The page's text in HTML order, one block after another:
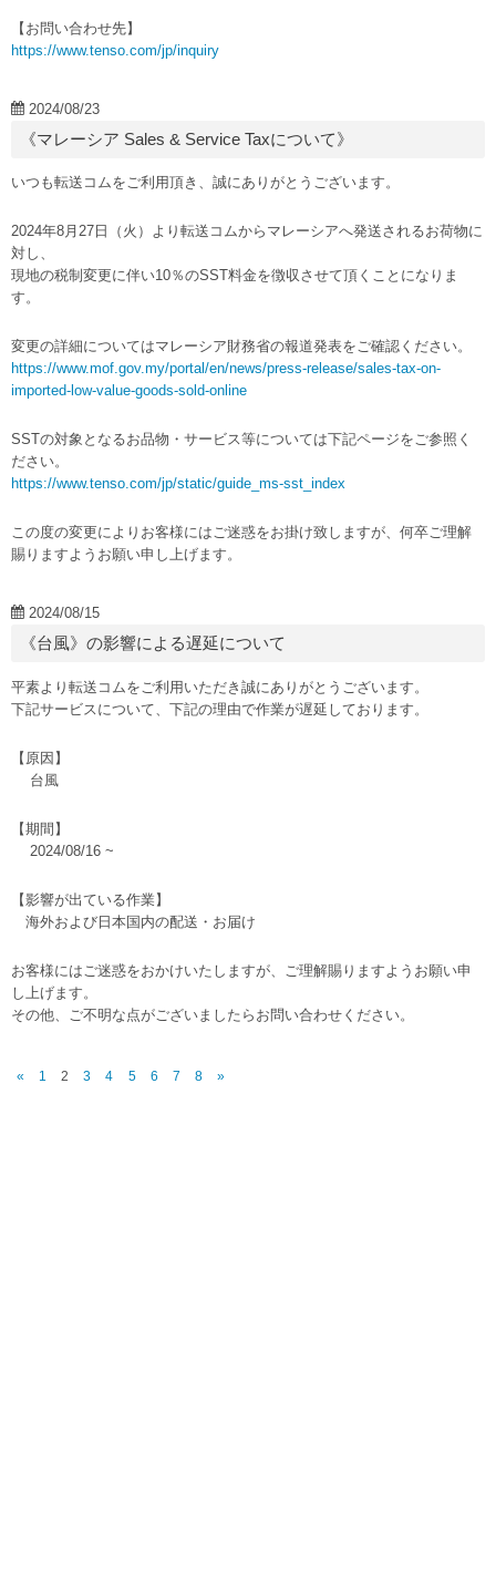
【お問い合わせ先】
https://www.tenso.com/jp/inquiry
2024/08/23
《マレーシア Sales & Service Taxについて》
いつも転送コムをご利用頂き、誠にありがとうございます。
2024年8月27日（火）より転送コムからマレーシアへ発送されるお荷物に
対し、
現地の税制変更に伴い10％のSST料金を徴収させて頂くことになりま
す。
変更の詳細についてはマレーシア財務省の報道発表をご確認ください。
https://www.mof.gov.my/portal/en/news/press-release/sales-tax-on-
imported-low-value-goods-sold-online
SSTの対象となるお品物・サービス等については下記ページをご参照く
ださい。
https://www.tenso.com/jp/static/guide_ms-sst_index
この度の変更によりお客様にはご迷惑をお掛け致しますが、何卒ご理解
賜りますようお願い申し上げます。
2024/08/15
《台風》の影響による遅延について
平素より転送コムをご利用いただき誠にありがとうございます。
下記サービスについて、下記の理由で作業が遅延しております。
【原因】
台風
【期間】
2024/08/16 ~
【影響が出ている作業】
海外および日本国内の配送・お届け
お客様にはご迷惑をおかけいたしますが、ご理解賜りますようお願い申
し上げます。
その他、ご不明な点がございましたらお問い合わせください。
« 1 2 3 4 5 6 7 8 »